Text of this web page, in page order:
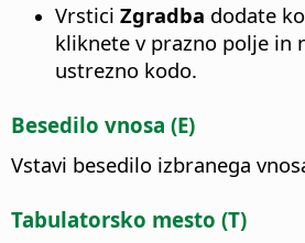
Vrstici Zgradba dodate
kliknete v prazno polje in
ustrezno kodo.
Besedilo vnosa (E)
Vstavi besedilo izbranega
Tabulatorsko mesto (T)